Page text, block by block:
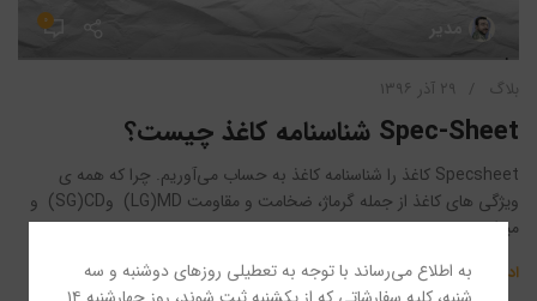
به اطلاع می‌رساند با توجه به تعطیلی روزهای دوشنبه و سه
۰
بلاگ ۲۹ آذر ۱۳۹۶
Spec-Sheet شناسنامه کاغذ چیست؟
Specsheet کاغذ را شناسنامه کاغذ به حساب می‌آوریم. چرا که همه ­ی
ویژگی­ های کاغذ از جمله گرماژ، ضخامت و مقاومت LG)MD) وSG)CD) و
میزان ...
ادامه مطلب